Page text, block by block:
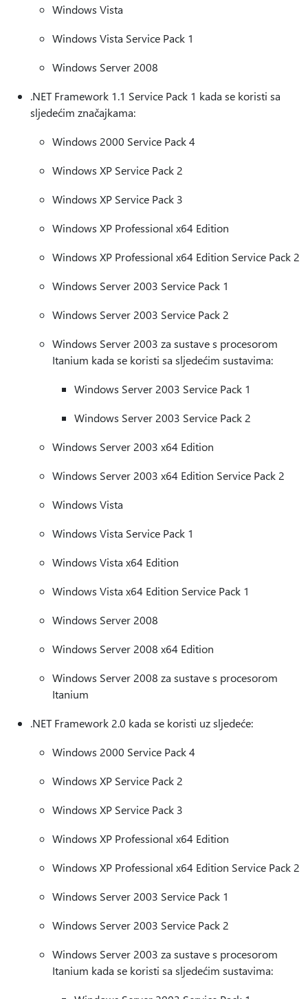
Windows Vista
Windows Vista Service Pack 1
Windows Server 2008
.NET Framework 1.1 Service Pack 1 kada se koristi sa
sljedećim značajkama:
Windows 2000 Service Pack 4
Windows XP Service Pack 2
Windows XP Service Pack 3
Windows XP Professional x64 Edition
Windows XP Professional x64 Edition Service Pack 2
Windows Server 2003 Service Pack 1
Windows Server 2003 Service Pack 2
Windows Server 2003 za sustave s procesorom
Itanium kada se koristi sa sljedećim sustavima:
Windows Server 2003 Service Pack 1
Windows Server 2003 Service Pack 2
Windows Server 2003 x64 Edition
Windows Server 2003 x64 Edition Service Pack 2
Windows Vista
Windows Vista Service Pack 1
Windows Vista x64 Edition
Windows Vista x64 Edition Service Pack 1
Windows Server 2008
Windows Server 2008 x64 Edition
Windows Server 2008 za sustave s procesorom
Itanium
.NET Framework 2.0 kada se koristi uz sljedeće:
Windows 2000 Service Pack 4
Windows XP Service Pack 2
Windows XP Service Pack 3
Windows XP Professional x64 Edition
Windows XP Professional x64 Edition Service Pack 2
Windows Server 2003 Service Pack 1
Windows Server 2003 Service Pack 2
Windows Server 2003 za sustave s procesorom
Itanium kada se koristi sa sljedećim sustavima: